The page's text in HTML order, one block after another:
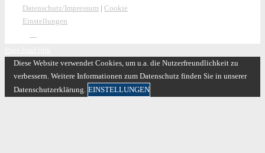
Datenschutz/Impressum | Cookie
Einstellungen
Diese Website verwendet Cookies, um u.a. die Nutzerfreundlichkeit zu
verbessern. Weitere Informationen zum Datenschutz finden Sie in unserer
Datenschutzerklärung. EINSTELLUNGEN